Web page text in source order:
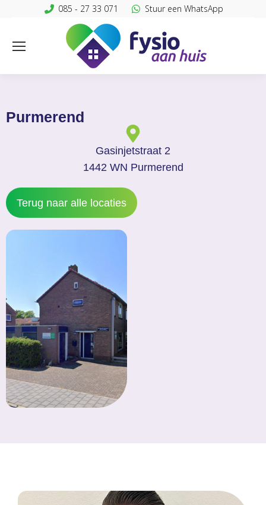
085 - 27 33 071 Stuur een WhatsApp
Purmerend
Gasinjetstraat 2
1442 WN Purmerend
Terug naar alle locaties